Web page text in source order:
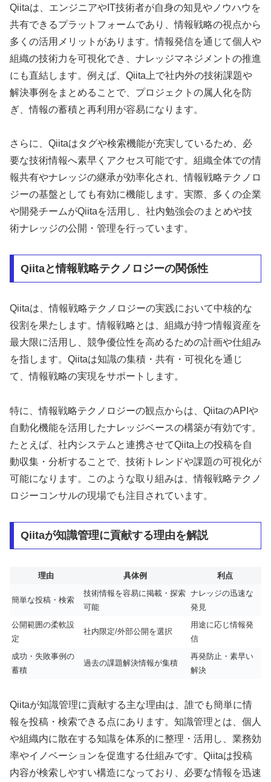
Qiitaは、エンジニアやIT技術者が自身の知見やノウハウを
共有できるプラットフォームであり、情報戦略の視点から
多くの活用メリットがあります。情報発信を通じて個人や
組織の技術力を可視化でき、ナレッジマネジメントの推進
にも直結します。例えば、Qiita上で社内外の技術課題や
解決事例をまとめることで、プロジェクトの属人化を防
ぎ、情報の蓄積と再利用が容易になります。
さらに、Qiitaはタグや検索機能が充実しているため、必
要な技術情報へ素早くアクセス可能です。組織全体での情
報共有やナレッジの継承が効率化され、情報戦略テクノロ
ジーの基盤としても有効に機能します。実際、多くの企業
や開発チームがQiitaを活用し、社内勉強会のまとめや技
術ナレッジの公開・管理を行っています。
Qiitaと情報戦略テクノロジーの関係性
Qiitaは、情報戦略テクノロジーの実践において中核的な
役割を果たします。情報戦略とは、組織が持つ情報資産を
最大限に活用し、競争優位性を高めるための計画や仕組み
を指します。Qiitaは知識の集積・共有・可視化を通じ
て、情報戦略の実現をサポートします。
特に、情報戦略テクノロジーの観点からは、QiitaのAPIや
自動化機能を活用したナレッジベースの構築が有効です。
たとえば、社内システムと連携させてQiita上の投稿を自
動収集・分析することで、技術トレンドや課題の可視化が
可能になります。このような取り組みは、情報戦略テクノ
ロジーコンサルの現場でも注目されています。
Qiitaが知識管理に貢献する理由を解説
理由 具体例 利点
簡単な投稿・検索
技術情報を容易に掲載・探索
可能
ナレッジの迅速な
発見
公開範囲の柔軟設
定
社内限定/外部公開を選択
用途に応じ情報発
信
成功・失敗事例の
蓄積
過去の課題解決情報が集積
再発防止・素早い
解決
Qiitaが知識管理に貢献する主な理由は、誰でも簡単に情
報を投稿・検索できる点にあります。知識管理とは、個人
や組織内に散在する知識を体系的に整理・活用し、業務効
率やイノベーションを促進する仕組みです。Qiitaは投稿
内容が検索しやすい構造になっており、必要な情報を迅速